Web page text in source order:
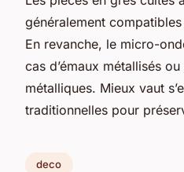
généralement
En revanche, le micro-
cas d’émaux métallisés ou
métalliques. Mieux vaut
traditionnelles pour
deco